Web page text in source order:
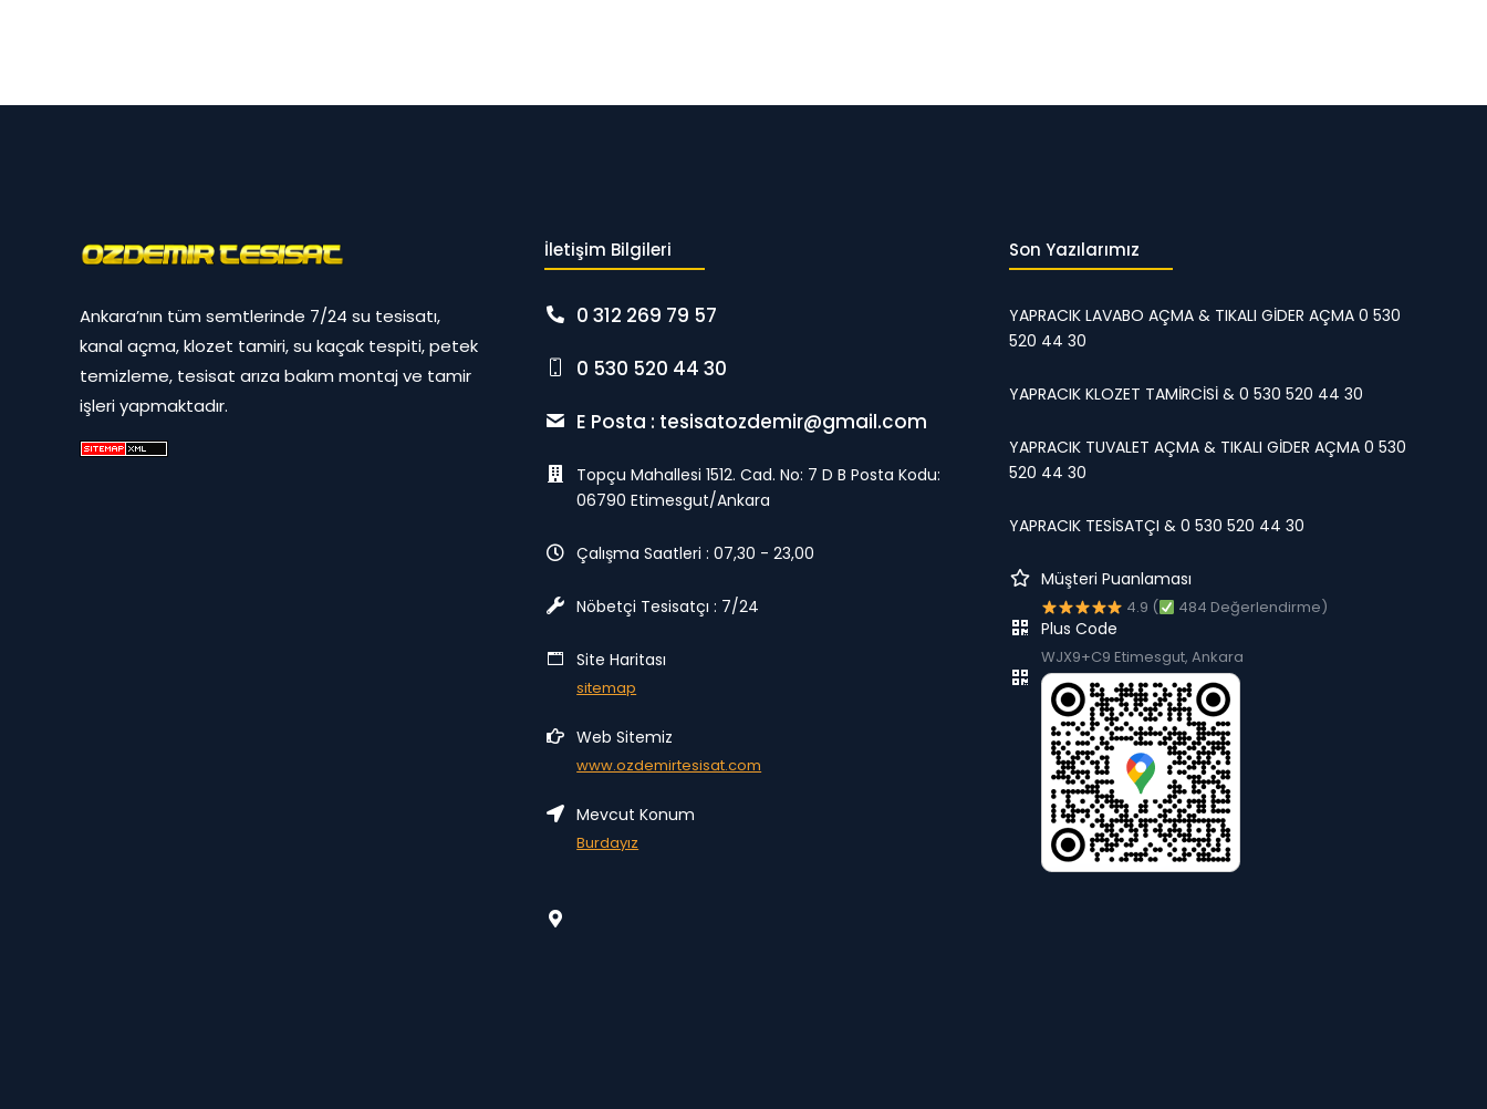
Ankara’nın tüm semtlerinde 7/24 su tesisatı,
kanal açma, klozet tamiri, su kaçak tespiti, petek
temizleme, tesisat arıza bakım montaj ve tamir
işleri yapmaktadır.
İletişim Bilgileri
0 312 269 79 57
0 530 520 44 30
E Posta : tesisatozdemir@gmail.com
Topçu Mahallesi 1512. Cad. No: 7 D B Posta Kodu:
06790 Etimesgut/Ankara
Çalışma Saatleri : 07,30 - 23,00
Nöbetçi Tesisatçı : 7/24
Site Haritası
sitemap
Web Sitemiz
www.ozdemirtesisat.com
Mevcut Konum
Burdayız
Son Yazılarımız
YAPRACIK LAVABO AÇMA & TIKALI GİDER AÇMA 0 530
520 44 30
YAPRACIK KLOZET TAMİRCİSİ & 0 530 520 44 30
YAPRACIK TUVALET AÇMA & TIKALI GİDER AÇMA 0 530
520 44 30
YAPRACIK TESİSATÇI & 0 530 520 44 30
Müşteri Puanlaması
4.9 ( 484 Değerlendirme)
Plus Code
WJX9+C9 Etimesgut, Ankara